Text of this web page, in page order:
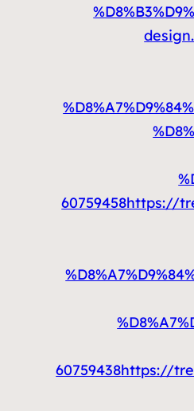
60759458https://
60759438https://